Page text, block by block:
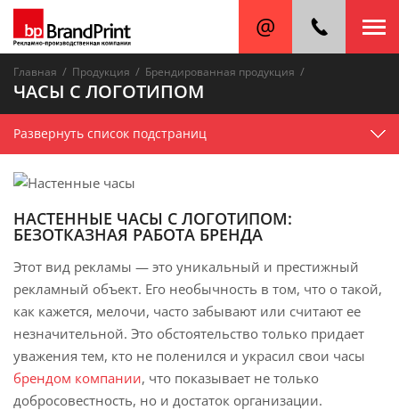
Главная / Продукция / Брендированная продукция /
ЧАСЫ С ЛОГОТИПОМ
Развернуть список подстраниц
НАСТЕННЫЕ ЧАСЫ С ЛОГОТИПОМ:
БЕЗОТКАЗНАЯ РАБОТА БРЕНДА
Этот вид рекламы — это уникальный и престижный
рекламный объект. Его необычность в том, что о такой,
как кажется, мелочи, часто забывают или считают ее
незначительной. Это обстоятельство только придает
уважения тем, кто не поленился и украсил свои часы
брендом компании, что показывает не только
добросовестность, но и достаток организации.